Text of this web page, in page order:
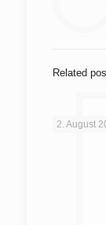
Related
2. August